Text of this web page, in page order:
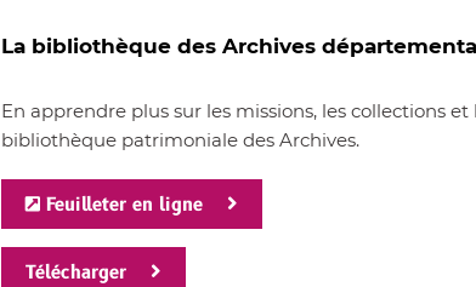
La bibliothèque des Archives
En apprendre plus sur les missions, les collections
bibliothèque patrimoniale des Archives.
Feuilleter en ligne
Télécharger